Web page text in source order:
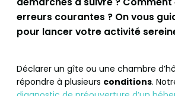
erreurs courantes ? On vous
pour lancer votre activité
Déclarer un gîte ou une chambre
répondre à plusieurs conditions.